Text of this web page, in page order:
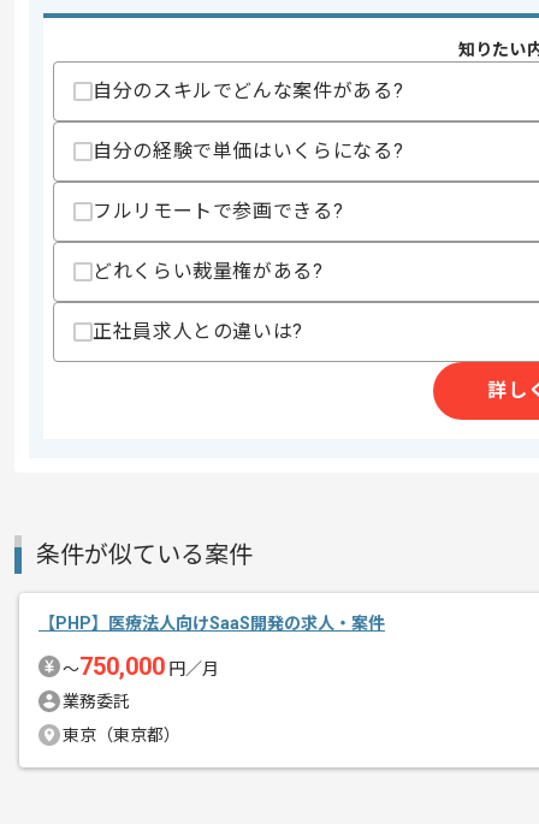
スキル
-Swiftを用いたOS/iPadOSの開発およ
・AndroidStudioを用いた開発およびテ
・クロスプラットフォームの経験
・モバイルアプリの開発経験
上記に似た経験やスキルをお持ちであれば申
140時間〜180時間
その他募集要項
商談回数
募集人数
4人
作業開始日
企業様の案件です。
知りたい
自分のスキルでどんな案件がある?
自分の経験で単価はいくらになる?
フルリモートで参画できる?
どれくらい裁量権がある?
正社員求人との違いは?
詳し
条件が似ている案件
【PHP】医療法人向けSaaS開発の求人・案件
〜750,000 円／月
業務委託
東京（東京都）